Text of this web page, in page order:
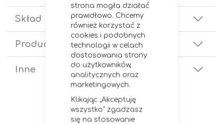
strona mogła działać
prawidłowo. Chcemy
również korzystać z
cookies i podobnych
technologii w celach
dostosowania strony
do użytkowników,
analitycznych oraz
marketingowych.
Klikając „Akceptuję
wszystko” zgadzasz
się na stosowanie
Skład
Producent
Inne